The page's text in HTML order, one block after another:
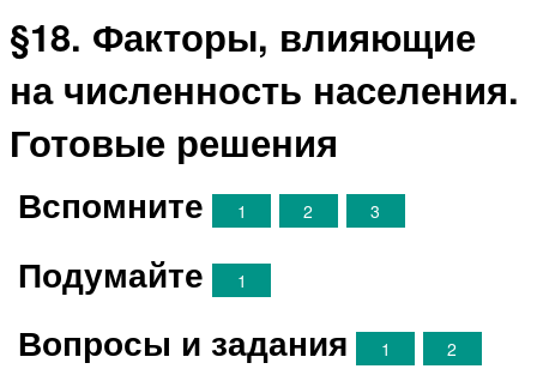
§18. Факторы, влияющие
на численность населения.
Готовые решения
Вспомните 1 2 3
Подумайте 1
Вопросы и задания 1
2